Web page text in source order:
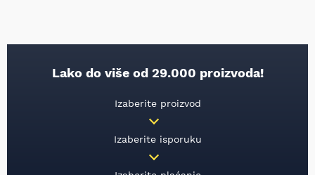
Lako do više od 29.000 proizvoda!
Izaberite proizvod
Izaberite isporuku